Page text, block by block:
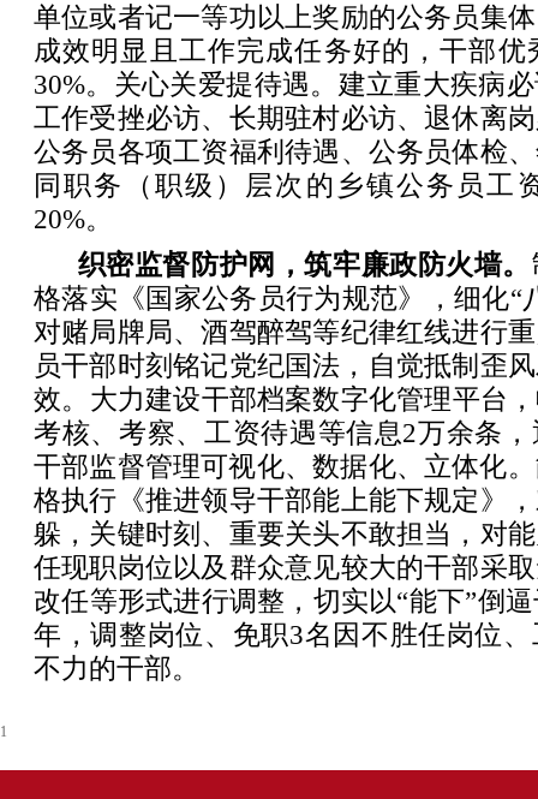
单位或者记一等功以上奖励的公务员集
成效明显且工作完成任务好的，干部
30%。关心关爱提待遇。建立重大疾病
工作受挫必访、长期驻村必访、退休离
公务员各项工资福利待遇、公务员体检
同职务（职级）层次的乡镇公务员工
20%。
织密监督防护网，筑牢廉政防火墙。‌
格落实《国家公务员行为规范》，细化“
对赌局牌局、酒驾醉驾等纪律红线进行
员干部时刻铭记党纪国法，自觉抵制歪
效‌。大力建设干部档案数字化管理平台
考核、考察、工资待遇等信息2万余条
干部监督管理可视化、数据化、立体化
格执行《推进领导干部能上能下规定》
躲，关键时刻、重要关头不敢担当，对
任现职岗位以及群众意见较大的干部采
改任等形式进行调整，切实以“能下”倒
年，调整岗位、免职3名因不胜任岗位
不力的干部。
1